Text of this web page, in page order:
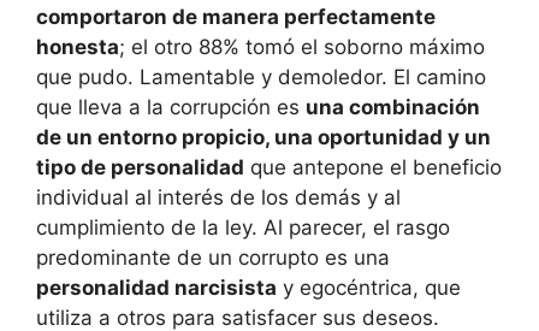
comportaron de manera perfectamente
honesta; el otro 88% tomó el soborno máximo
que pudo. Lamentable y demoledor. El camino
que lleva a la corrupción es una combinación
de un entorno propicio, una oportunidad y un
tipo de personalidad que antepone el beneficio
individual al interés de los demás y al
cumplimiento de la ley. Al parecer, el rasgo
predominante de un corrupto es una
personalidad narcisista y egocéntrica, que
utiliza a otros para satisfacer sus deseos.